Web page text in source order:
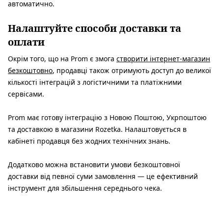
автоматично.
Налаштуйте способи доставки та
оплати
Окрім того, що на Prom є змога створити інтернет-магазин
безкоштовно, продавці також отримують доступ до великої
кількості інтеграцій з логістичними та платіжними
сервісами.
Prom має готову інтеграцію з Новою Поштою, Укрпоштою
та доставкою в магазини Rozetka. Налаштовується в
кабінеті продавця без жодних технічних знань.
Додатково можна встановити умови безкоштовної
доставки від певної суми замовлення — це ефективний
інструмент для збільшення середнього чека.